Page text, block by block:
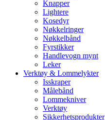
Knapper
Lightere
Kosedyr
Nøkkelringer
Nøkkelbånd
Fyrstikker
Handlevogn mynt
Leker
Verktøy & Lommelykter
Isskraper
Målebånd
Lommekniver
Verktøy
Sikkerhetsprodukter